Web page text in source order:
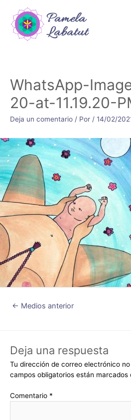
WhatsApp-
20-at-11.19.20-
Deja un comentario / Por / 14/02/
← Medios anterior
Deja una respuesta
Tu dirección de correo electrónico
campos obligatorios están marcados
Comentario *